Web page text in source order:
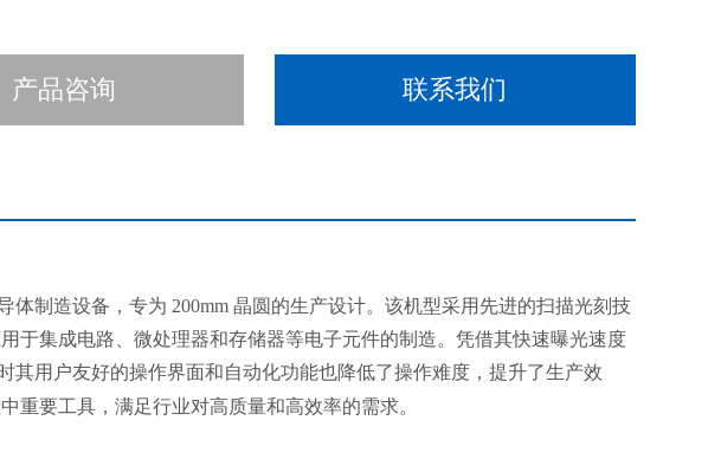
产品咨询 联系我们
体制造设备，专为 200mm 晶圆的生产设计。该机型采用先进的扫描光刻技
于集成电路、微处理器和存储器等电子元件的制造。凭借其快速曝光速度
其用户友好的操作界面和自动化功能也降低了操作难度，提升了生产效
重要工具，满足行业对高质量和高效率的需求。